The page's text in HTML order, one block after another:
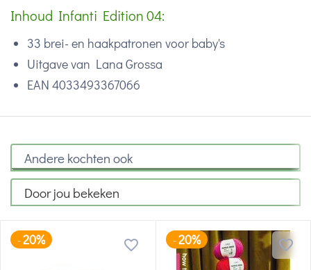
Inhoud Infanti Edition 04:
33 brei- en haakpatronen voor baby's
Uitgave van Lana Grossa
EAN 4033493367066
Andere kochten ook
Door jou bekeken
-20% -20%